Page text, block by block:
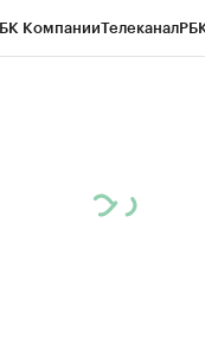
КомпанииТелеканал